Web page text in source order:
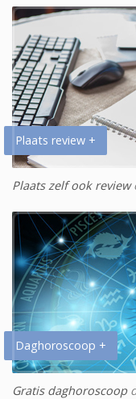
Plaats review +
Plaats zelf ook review
Daghoroscoop +
Gratis daghoroscoop